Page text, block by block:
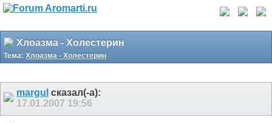
Хлоазма - Холестерин
Тема: Хлоазма - Холестерин
margul сказал(-а):
17.01.2007 19:56